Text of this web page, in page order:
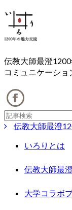
伝教大師最澄
コミュニケーショ
伝教大師最澄
いろりとは
伝教大師最
大学コラボ